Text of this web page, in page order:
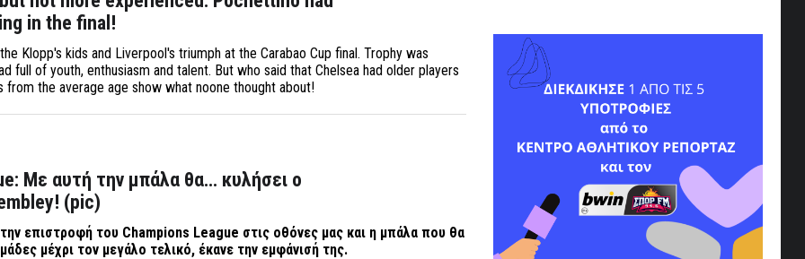
in the final!
Klopp's kids and Liverpool's triumph at the Carabao Cup final. Trophy was
full of youth, enthusiasm and talent. But who said that Chelsea had older players
from the average age show what noone thought about!
Με αυτή την μπάλα θα… κυλήσει ο
(pic)
επιστροφή του Champions League στις οθόνες μας και η μπάλα που θα
μέχρι τον μεγάλο τελικό, έκανε την εμφάνισή της.